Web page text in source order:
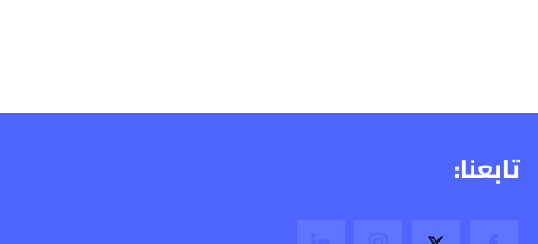
تابعنا: